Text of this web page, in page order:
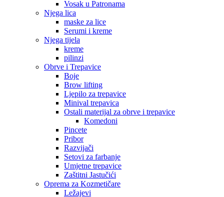
Vosak u Patronama
Njega lica
maske za lice
Serumi i kreme
Njega tijela
kreme
pilinzi
Obrve i Trepavice
Boje
Brow lifting
Ljepilo za trepavice
Minival trepavica
Ostali materijal za obrve i trepavice
Komedoni
Pincete
Pribor
Razvijači
Setovi za farbanje
Umjetne trepavice
Zaštitni Jastučići
Oprema za Kozmetičare
Ležajevi